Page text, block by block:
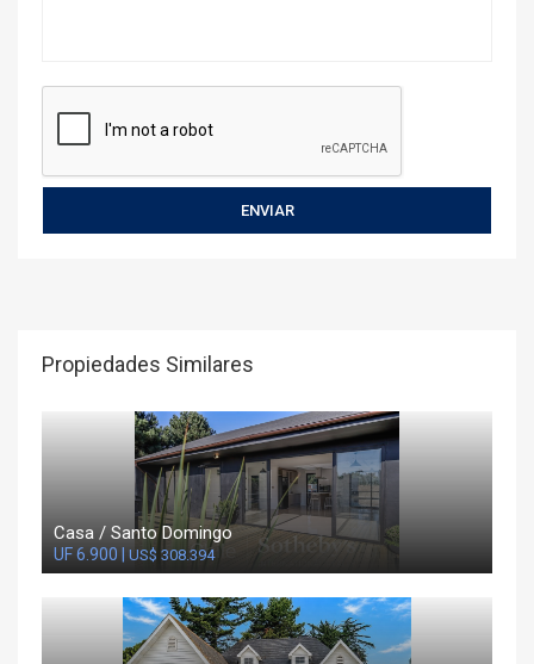
Propiedades Similares
Casa / Santo Domingo
UF 6.900 | US$ 308.394